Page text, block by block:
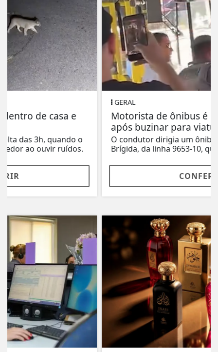
Motorista de ônibus é retirado à força
após buzinar para viatura
O condutor dirigia um ônibus da Viação Santa
Brígida, da linha 9653-10, quando buzinou...